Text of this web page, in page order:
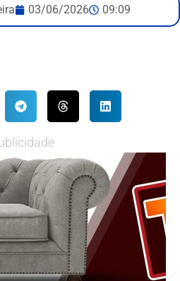
03/06/2026 09:09